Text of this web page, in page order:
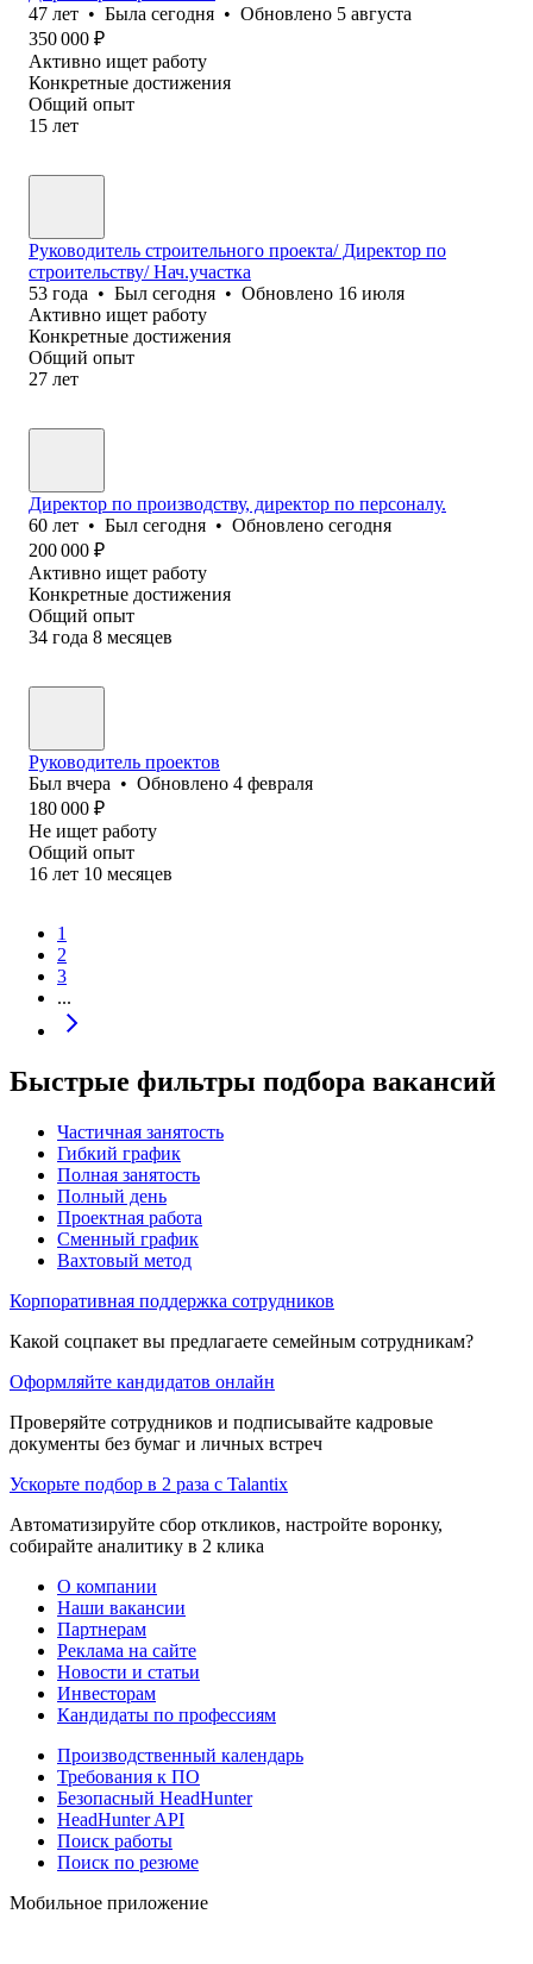
47 лет • Была сегодня • Обновлено 5 августа
350 000 ₽
Активно ищет работу
Конкретные достижения
Общий опыт
15 лет
Руководитель строительного проекта/ Директор по
строительству/ Нач.участка
53 года • Был сегодня • Обновлено 16 июля
Активно ищет работу
Конкретные достижения
Общий опыт
27 лет
Директор по производству, директор по персоналу.
60 лет • Был сегодня • Обновлено сегодня
200 000 ₽
Активно ищет работу
Конкретные достижения
Общий опыт
34 года 8 месяцев
Руководитель проектов
Был вчера • Обновлено 4 февраля
180 000 ₽
Не ищет работу
Общий опыт
16 лет 10 месяцев
1
2
3
...
Быстрые фильтры подбора вакансий
Частичная занятость
Гибкий график
Полная занятость
Полный день
Проектная работа
Сменный график
Вахтовый метод
Корпоративная поддержка сотрудников
Какой соцпакет вы предлагаете семейным сотрудникам?
Оформляйте кандидатов онлайн
Проверяйте сотрудников и подписывайте кадровые
документы без бумаг и личных встреч
Ускорьте подбор в 2 раза с Talantix
Автоматизируйте сбор откликов, настройте воронку,
собирайте аналитику в 2 клика
О компании
Наши вакансии
Партнерам
Реклама на сайте
Новости и статьи
Инвесторам
Кандидаты по профессиям
Производственный календарь
Требования к ПО
Безопасный HeadHunter
HeadHunter API
Поиск работы
Поиск по резюме
Мобильное приложение